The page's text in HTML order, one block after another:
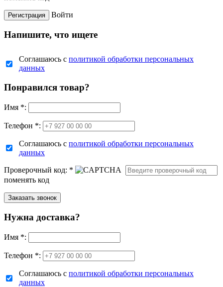
Войти
Напишите, что ищете
Соглашаюсь с политикой обработки персональных
данных
Понравился товар?
Имя *:
Телефон *:
Соглашаюсь с политикой обработки персональных
данных
Проверочный код: *
поменять код
Нужна доставка?
Имя *:
Телефон *:
Соглашаюсь с политикой обработки персональных
данных